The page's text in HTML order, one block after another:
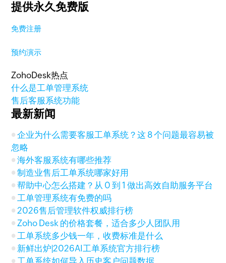
提供永久免费版
免费注册
预约演示
ZohoDesk热点
什么是工单管理系统
售后客服系统功能
最新新闻
企业为什么需要客服工单系统？这 8 个问题最容易被
忽略
海外客服系统有哪些推荐
制造业售后工单系统哪家好用
帮助中心怎么搭建？从 0 到 1 做出高效自助服务平台
工单管理系统有免费的吗
2026售后管理软件权威排行榜
Zoho Desk 的价格套餐，适合多少人团队用
工单系统多少钱一年，收费标准是什么
新鲜出炉|2026AI工单系统官方排行榜
工单系统如何导入历史客户问题数据